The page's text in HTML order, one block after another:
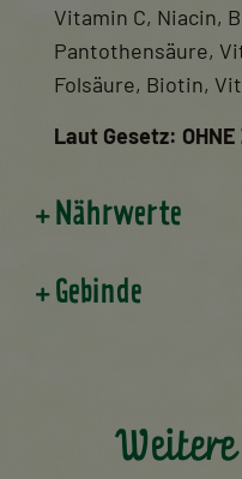
Vitamin C, Niacin,
Pantothensäure,
Folsäure, Biotin,
Laut Gesetz: OHNE
Nährwerte
Gebinde